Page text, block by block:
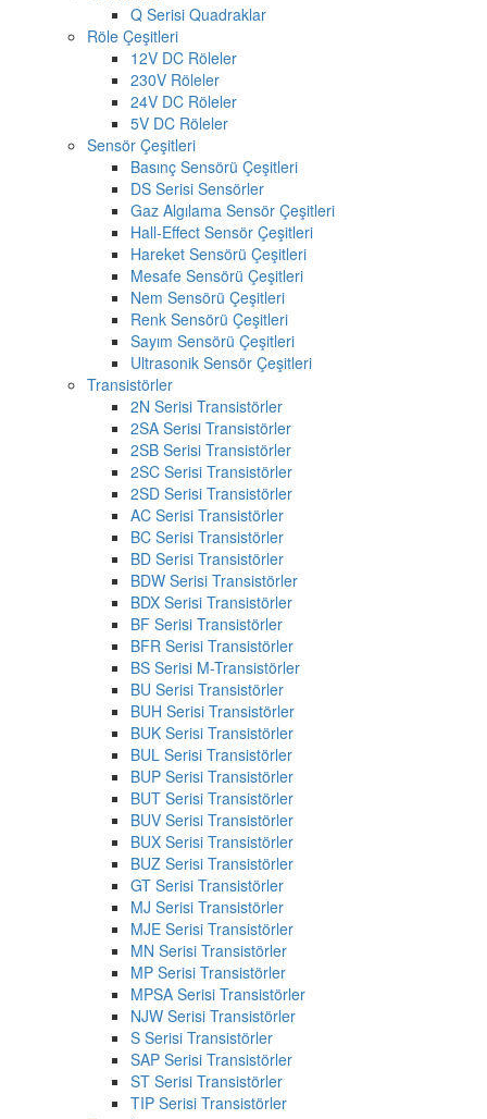
Q Serisi Quadraklar
Röle Çeşitleri
12V DC Röleler
230V Röleler
24V DC Röleler
5V DC Röleler
Sensör Çeşitleri
Basınç Sensörü Çeşitleri
DS Serisi Sensörler
Gaz Algılama Sensör Çeşitleri
Hall-Effect Sensör Çeşitleri
Hareket Sensörü Çeşitleri
Mesafe Sensörü Çeşitleri
Nem Sensörü Çeşitleri
Renk Sensörü Çeşitleri
Sayım Sensörü Çeşitleri
Ultrasonik Sensör Çeşitleri
Transistörler
2N Serisi Transistörler
2SA Serisi Transistörler
2SB Serisi Transistörler
2SC Serisi Transistörler
2SD Serisi Transistörler
AC Serisi Transistörler
BC Serisi Transistörler
BD Serisi Transistörler
BDW Serisi Transistörler
BDX Serisi Transistörler
BF Serisi Transistörler
BFR Serisi Transistörler
BS Serisi M-Transistörler
BU Serisi Transistörler
BUH Serisi Transistörler
BUK Serisi Transistörler
BUL Serisi Transistörler
BUP Serisi Transistörler
BUT Serisi Transistörler
BUV Serisi Transistörler
BUX Serisi Transistörler
BUZ Serisi Transistörler
GT Serisi Transistörler
MJ Serisi Transistörler
MJE Serisi Transistörler
MN Serisi Transistörler
MP Serisi Transistörler
MPSA Serisi Transistörler
NJW Serisi Transistörler
S Serisi Transistörler
SAP Serisi Transistörler
ST Serisi Transistörler
TIP Serisi Transistörler